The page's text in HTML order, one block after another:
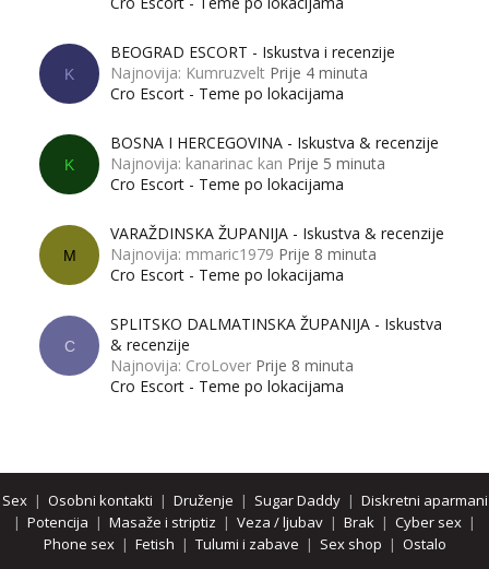
K
BEOGRAD ESCORT - Iskustva i recenzije
Najnovija: Kumruzvelt Prije 4 minuta
Cro Escort - Teme po lokacijama
K
BOSNA I HERCEGOVINA - Iskustva & recenzije
Najnovija: kanarinac kan Prije 5 minuta
Cro Escort - Teme po lokacijama
M
VARAŽDINSKA ŽUPANIJA - Iskustva & recenzije
Najnovija: mmaric1979 Prije 8 minuta
Cro Escort - Teme po lokacijama
C
SPLITSKO DALMATINSKA ŽUPANIJA - Iskustva
& recenzije
Najnovija: CroLover Prije 8 minuta
Cro Escort - Teme po lokacijama
Sex| Osobni kontakti | Druženje | Sugar Daddy| Diskretni aparmani
| Potencija | Masaže i striptiz | Veza / ljubav | Brak | Cyber sex |
Phone sex| Fetish | Tulumi i zabave | Sex shop | Ostalo